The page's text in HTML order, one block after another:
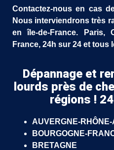
Contactez-nous en cas
Nous interviendrons très
en île-de-France.
Paris,
France, 24h sur 24 et tous
Dépannage et
lourds près de
régions !
AUVERGNE-
BOURGOGNE-
BRETAGNE